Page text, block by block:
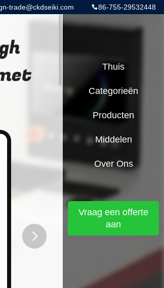
86-755-29532448
trade@ckdseiki.com
Thuis
Categorieën
Producten
Middelen
Over Ons
Vraag een offerte
aan